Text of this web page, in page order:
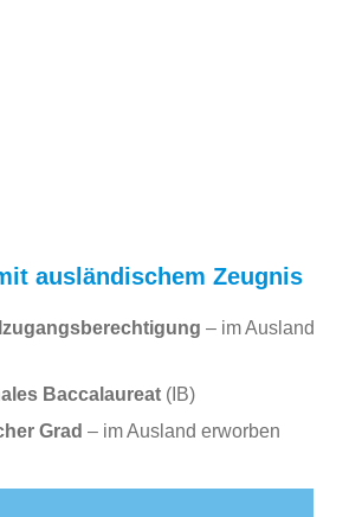
ausländischem Zeugnis
– im Ausland
Baccalaureat (IB)
Grad – im Ausland erworben